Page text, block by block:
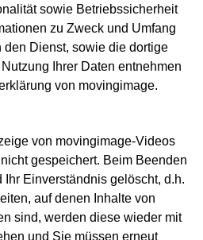
sowie Betriebssicherheit
zu Zweck und Umfang
Dienst, sowie die dortige
Ihrer Daten entnehmen
von movingimage.
von movingimage-Videos
gespeichert. Beim Beenden
Einverständnis gelöscht, d.h.
auf denen Inhalte von
sind, werden diese wieder mit
und Sie müssen erneut